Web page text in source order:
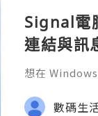
Signal電
連結與訊
想在
版設成已連結
數碼生